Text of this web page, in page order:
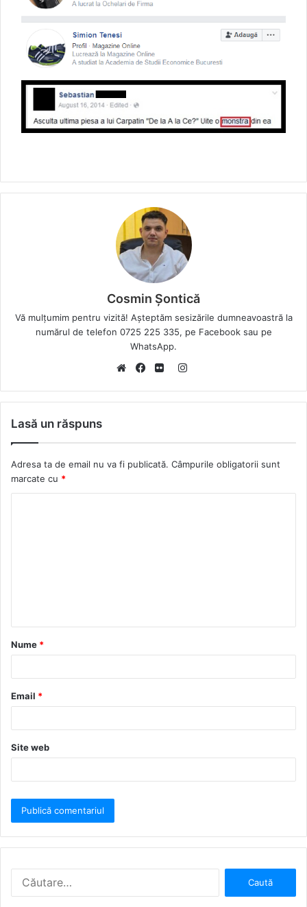
Cosmin Șontică
Vă mulțumim pentru vizită! Așteptăm sesizările dumneavoastră la
numărul de telefon 0725 225 335, pe Facebook sau pe
WhatsApp.
Instagram
Lasă un răspuns
Adresa ta de email nu va fi publicată. Câmpurile obligatorii sunt
marcate cu *
Nume *
Email *
Site web